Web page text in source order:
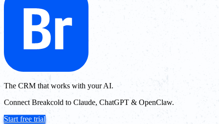
The CRM that works with your AI.
Connect Breakcold to Claude, ChatGPT & OpenClaw.
Start free trial